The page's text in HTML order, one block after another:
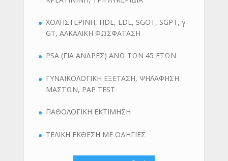
ΧΟΛΗΣΤΕΡΙΝΗ, HDL, LDL, SGOT, SGPT, γ-
GT, ΑΛΚΑΛΙΚΗ ΦΩΣΦΑΤΑΣΗ
PSA (ΓΙΑ ΑΝΔΡΕΣ) ΑΝΩ ΤΩΝ 45 ΕΤΩΝ
ΓΥΝΑΙΚΟΛΟΓΙΚΗ ΕΞΕΤΑΣΗ, ΨΗΛΑΦΗΣΗ
ΜΑΣΤΩΝ, PAP TEST
ΠΑΘΟΛΟΓΙΚΗ ΕΚΤΙΜΗΣΗ
ΤΕΛΙΚΗ ΕΚΘΕΣΗ ΜΕ ΟΔΗΓΙΕΣ